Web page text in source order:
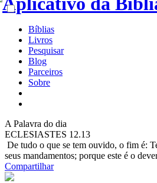
Bíblias
Livros
Pesquisar
Blog
Parceiros
Sobre
A Palavra do dia
ECLESIASTES 12.13
De tudo o que se tem ouvido, o fim é:
seus mandamentos; porque este é o
Compartilhar